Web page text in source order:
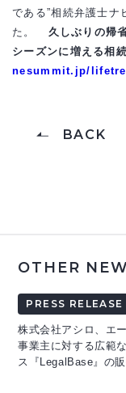
である”相続弁護士ナ
た。 久しぶりの帰
シーズンに増える相
nesummit.jp/
BACK
OTHER
PRESS RELEASE
株式会社アシロ、エ
事業主に対する広範
ス『LegalBase』の